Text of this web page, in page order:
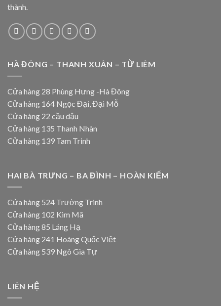
thành.
HÀ ĐÔNG – THANH XUÂN – TỪ LIÊM
Cửa hàng 28 Phùng Hưng -Hà Đông
Cửa hàng 164 Ngọc Đại, Đại Mỗ
Cửa hàng 22 cầu dậu
Cửa hàng 135 Thanh Nhàn
Cửa hàng 139 Tam Trinh
HAI BÀ TRƯNG – BA ĐÌNH – HOÀN KIẾM
Cửa hàng 524 Trường Trinh
Cửa hàng 102 Kim Mã
Cửa hàng 85 Láng Hạ
Cửa hàng 241 Hoàng Quốc Việt
Cửa hàng 539 Ngô Gia Tự
LIÊN HỆ